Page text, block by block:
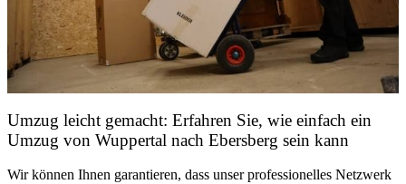
Umzug leicht gemacht: Erfahren Sie, wie einfach ein
Umzug von Wuppertal nach Ebersberg sein kann
Wir können Ihnen garantieren, dass unser professionelles Netzwerk